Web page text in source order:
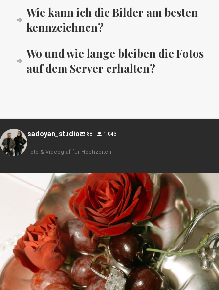
Wie kann ich die Bilder am besten
kennzeichnen?
Wo und wie lange bleiben die Fotos
auf dem Server erhalten?
sadoyan_studio 88 1.043
Foto & Videograf für Hochzeiten